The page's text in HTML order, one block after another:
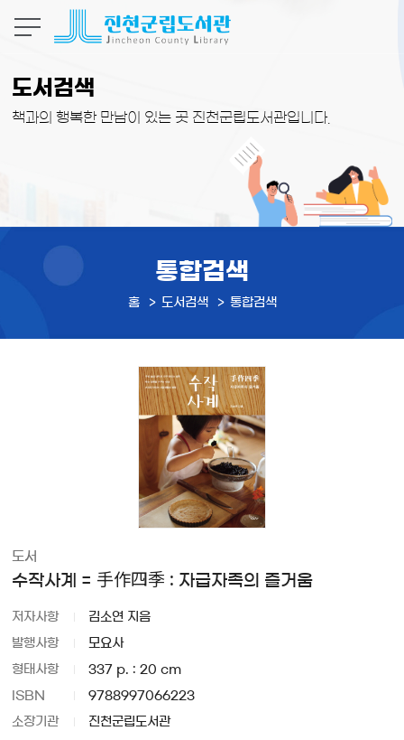
도서검색
책과의 행복한 만남이 있는 곳 진천군립도서관입니다.
통합검색
홈 도서검색 통합검색
도서
수작사계 = 手作四季 : 자급자족의 즐거움
저자사항 김소연 지음
발행사항 모요사
형태사항 337 p. : 20 cm
ISBN 9788997066223
소장기관 진천군립도서관